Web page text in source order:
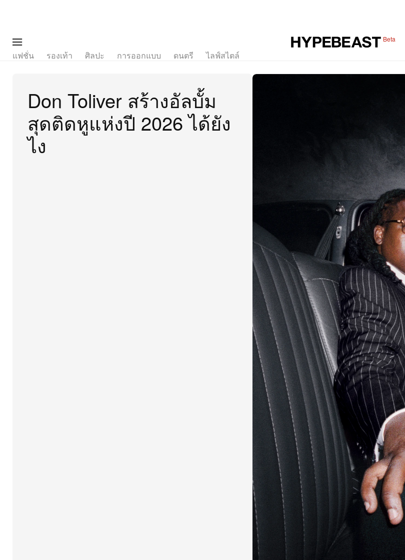
Beta
แฟชั่น รองเท้า ศิลปะ การออกแบบ ดนตรี ไลฟ์สไตล์
Don Toliver สร้างอัลบั้ม
สุดติดหูแห่งปี 2026 ได้ยัง
ไง